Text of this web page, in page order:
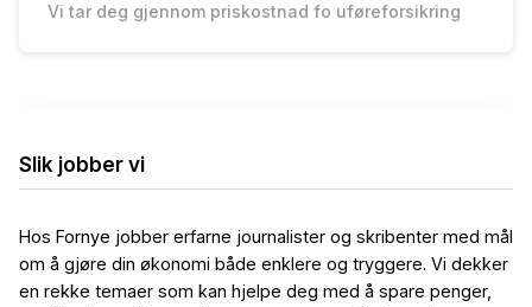
Vi tar deg gjennom priskostnad fo uføreforsikring
Slik jobber vi
Hos Fornye jobber erfarne journalister og skribenter med mål
om å gjøre din økonomi både enklere og tryggere. Vi dekker
en rekke temaer som kan hjelpe deg med å spare penger,